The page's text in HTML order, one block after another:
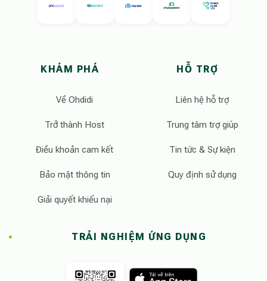
KHÁM PHÁ
Về Ohdidi
Trở thành Host
Điều khoản cam kết
Bảo mật thông tin
Giải quyết khiếu nại
HỖ TRỢ
Liên hệ hỗ trợ
Trung tâm trợ giúp
Tin tức & Sự kiện
Quy định sử dụng
TRẢI NGHIỆM ỨNG DỤNG